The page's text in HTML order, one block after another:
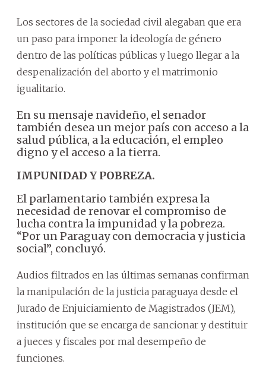
Los sectores de la sociedad civil alegaban que era
un paso para imponer la ideología de género
dentro de las políticas públicas y luego llegar a la
despenalización del aborto y el matrimonio
igualitario.
En su mensaje navideño, el senador
también desea un mejor país con acceso a la
salud pública, a la educación, el empleo
digno y el acceso a la tierra.
IMPUNIDAD Y POBREZA.
El parlamentario también expresa la
necesidad de renovar el compromiso de
lucha contra la impunidad y la pobreza.
“Por un Paraguay con democracia y justicia
social”, concluyó.
Audios filtrados en las últimas semanas confirman
la manipulación de la justicia paraguaya desde el
Jurado de Enjuiciamiento de Magistrados (JEM),
institución que se encarga de sancionar y destituir
a jueces y fiscales por mal desempeño de
funciones.